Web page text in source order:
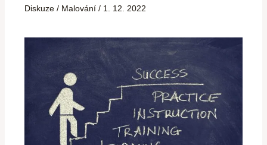
Diskuze / Malování / 1. 12. 2022